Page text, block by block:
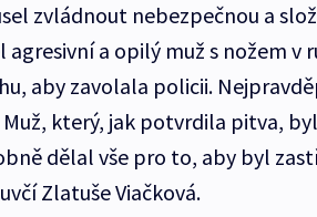
zvládnout nebezpečnou a
agresivní a opilý muž s nožem v
aby zavolala policii.
Muž, který, jak potvrdila pitva,
dělal vše pro to, aby byl
Zlatuše Viačková.